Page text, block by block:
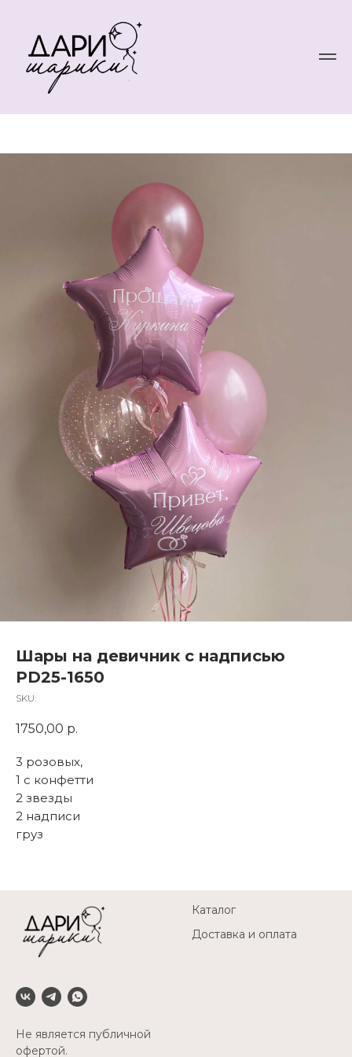
Шары на девичник с надписью
PD25-1650
SKU:
1750,00 р.
3 розовых,
1 с конфетти
2 звезды
2 надписи
груз
Не является публичной
офертой.
Каталог
Доставка и оплата